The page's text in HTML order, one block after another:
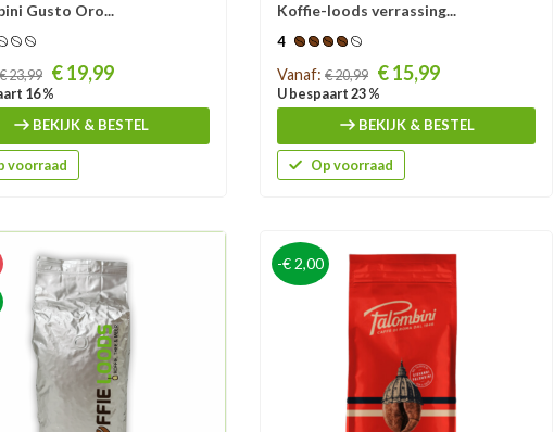
Gusto Oro...
€ 23,99 € 19,99
16 %
BEKIJK & BESTEL
voorraad
Koffie-loods verrassing...
4
Prijs
Vanaf: € 20,99 € 15,99
U bespaart 23 %
BEKIJK & BESTEL
Op voorraad
-€ 2,00